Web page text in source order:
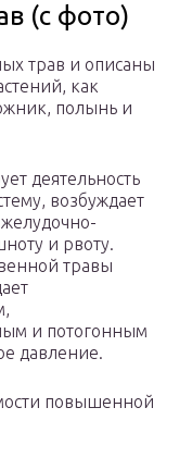
(с фото)
трав и описаны
как
полынь и
деятельность
возбуждает
желудочно-
и рвоту.
травы
и потогонным
давление.
повышенной